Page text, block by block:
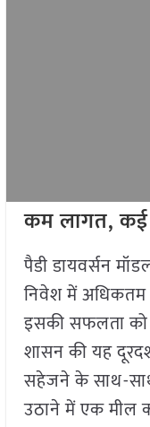
कम लागत, कई
पैडी डायवर्सन
निवेश में अधिकतम
इसकी सफलता को
शासन की यह
सहेजने के साथ-
उठाने में एक मील